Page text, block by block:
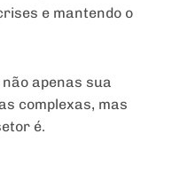
e mantendo o
apenas sua
complexas, mas
é.